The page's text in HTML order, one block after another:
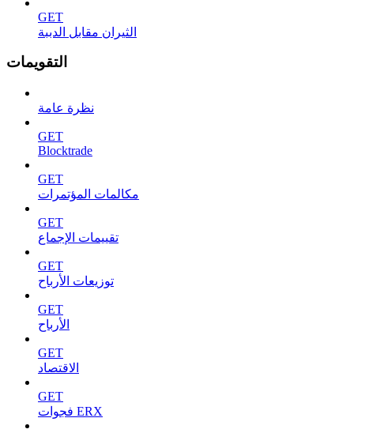
GET
الثيران مقابل الدببة
التقويمات
نظرة عامة
GET
Blocktrade
GET
مكالمات المؤتمرات
GET
تقييمات الإجماع
GET
توزيعات الأرباح
GET
الأرباح
GET
الاقتصاد
GET
فجوات ERX